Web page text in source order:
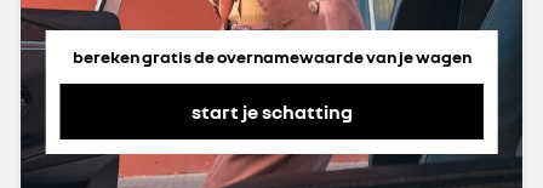
bereken gratis de overnamewaarde van je wagen
start je schatting